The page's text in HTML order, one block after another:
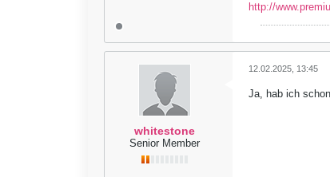
http://
whitestone
Senior Member
12.02.2025, 13:45
Ja, hab ich